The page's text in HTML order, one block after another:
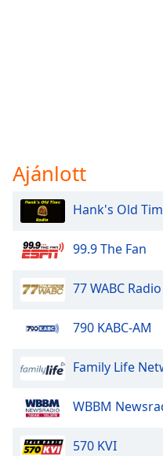
Ajánlott
Hank's Old
99.9 The Fan
77 WABC Radio
790 KABC-AM
Family Life
WBBM
570 KVI